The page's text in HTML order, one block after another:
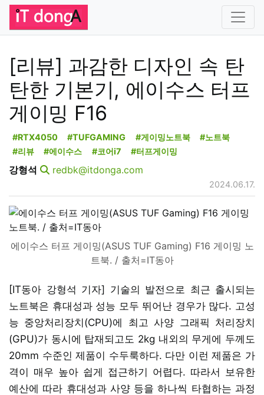
[리뷰] 과감한 디자인 속 탄
탄한 기본기, 에이수스 터프
게이밍 F16
#RTX4050 #TUFGAMING #게이밍노트북
#노트북
#리뷰
#에이수스 #코어i7 #터프게이밍
강형석 redbk@itdonga.com
2024.06.17.
에이수스 터프 게이밍(ASUS TUF Gaming) F16 게이밍 노
트북. / 출처=IT동아
[IT동아 강형석 기자] 기술의 발전으로 최근 출시되는
노트북은 휴대성과 성능 모두 뛰어난 경우가 많다. 고성
능 중앙처리장치(CPU)에 최고 사양 그래픽 처리장치
(GPU)가 동시에 탑재되고도 2kg 내외의 무게에 두께도
20mm 수준인 제품이 수두룩하다. 다만 이런 제품은 가
격이 매우 높아 쉽게 접근하기 어렵다. 따라서 보유한
예산에 따라 휴대성과 사양 등을 하나씩 타협하는 과정